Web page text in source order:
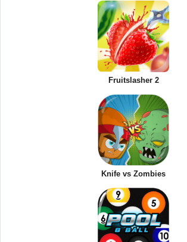
Fruitslasher 2
Knife vs Zombies